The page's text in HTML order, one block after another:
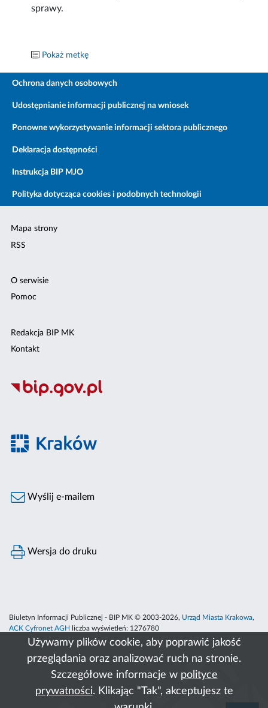
Używamy plików cookie, aby poprawić jakość
przeglądania oraz analizować ruch na stronie.
Szczegółowe informacje w polityce
prywatności. Klikając "Tak", akceptujesz te
sprawy.
Pokaż metkę
Ochrona danych osobowych
Udostępnianie informacji publicznej na wniosek
Ponowne wykorzystywanie informacji sektora publicznego
Deklaracja dostępności
Instrukcja BIP MJO
Polityka dotycząca cookies i podobnych technologii
Mapa strony
RSS
O serwisie
Pomoc
Redakcja BIP MK
Kontakt
Wyślij e-mailem
Wersja do druku
Biuletyn Informacji Publicznej - BIP MK © 2003-2026, Urząd Miasta Krakowa,
ACK Cyfronet AGH
liczba wyświetleń: 1276780